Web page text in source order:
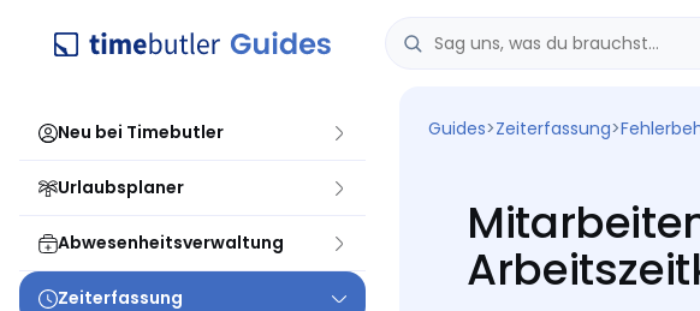
Neu bei Timebutler
Urlaubsplaner
Abwesenheitsverwaltung
Zeiterfassung
Guides>Zeiterfassung>